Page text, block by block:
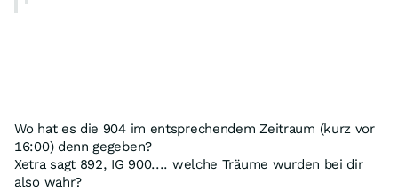
Wo hat es die 904 im entsprechendem Zeitraum (kurz vor
16:00) denn gegeben?
Xetra sagt 892, IG 900.... welche Träume wurden bei dir
also wahr?